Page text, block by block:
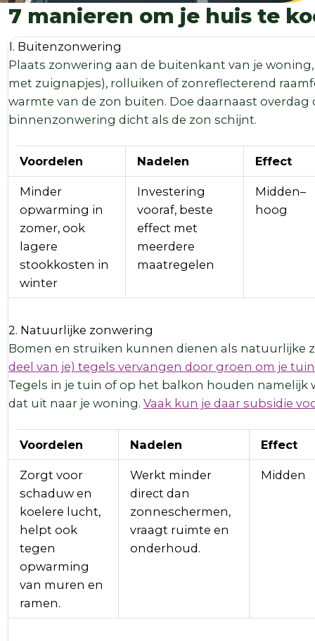
7 manieren om je huis te
1. Buitenzonwering
Plaats zonwering aan de buitenkant van je woning,
met zuignapjes), rolluiken of zonreflecterend
warmte van de zon buiten. Doe daarnaast overdag
binnenzonwering dicht als de zon schijnt.
Voordelen Nadelen Effect
Minder
opwarming in
zomer, ook
lagere
stookkosten in
winter
Investering
vooraf, beste
effect met
meerdere
maatregelen
Midden–
hoog
2. Natuurlijke zonwering
Bomen en struiken kunnen dienen als natuurlijke
deel van je) tegels vervangen door groen om je
Tegels in je tuin of op het balkon houden namelijk
dat uit naar je woning. Vaak kun je daar subsidie
Voordelen Nadelen Effect
Zorgt voor
schaduw en
koelere lucht,
helpt ook
tegen
opwarming
van muren en
ramen.
Werkt minder
direct dan
zonneschermen,
vraagt ruimte en
onderhoud.
Midden